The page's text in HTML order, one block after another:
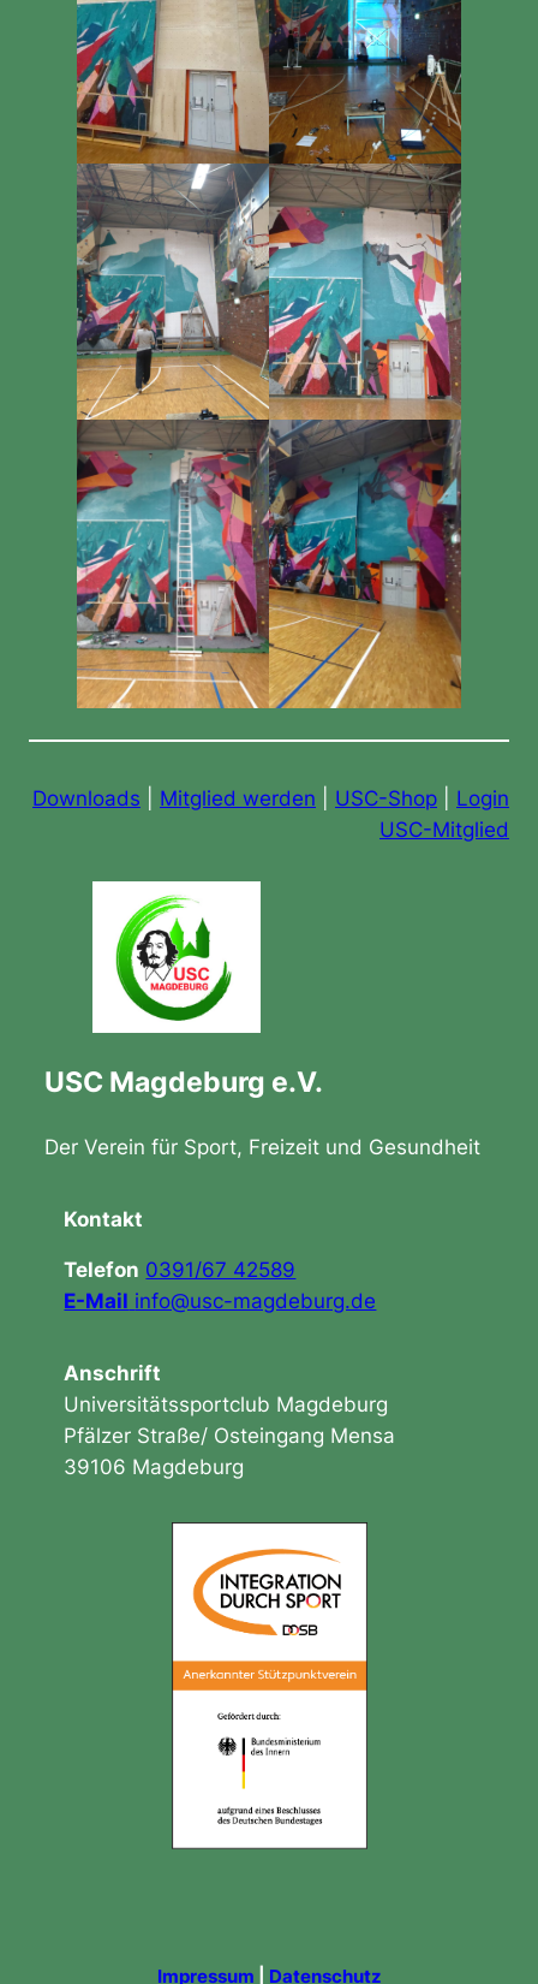
Downloads Mitglied werden USC-Shop
Login
USC-Mitglied
USC Magdeburg e.V.
Der Verein für Sport, Freizeit und Gesundheit
Kontakt
Telefon 0391/67 42589
E-Mail info@usc-magdeburg.de
Anschrift
Universitätssportclub Magdeburg
Pfälzer Straße/ Osteingang Mensa
39106 Magdeburg
Impressum Datenschutz